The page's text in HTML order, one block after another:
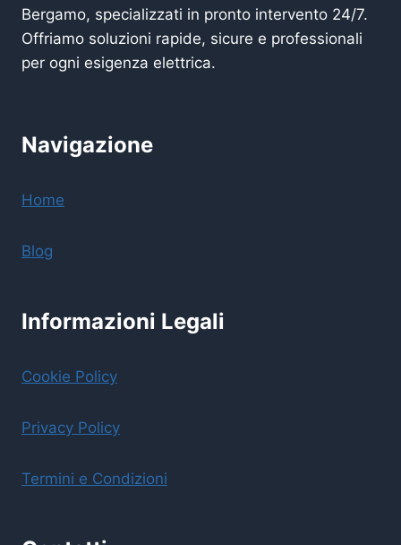
Bergamo, specializzati in pronto intervento 24/7.
Offriamo soluzioni rapide, sicure e professionali
per ogni esigenza elettrica.
Navigazione
Home
Blog
Informazioni Legali
Cookie Policy
Privacy Policy
Termini e Condizioni